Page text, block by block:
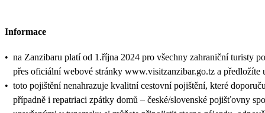
Informace
• na Zanzibaru platí od 1.října 2024 pro všechny zahraniční turisty
přes oficiální webové stránky www.visitzanzibar.go.tz a předložíte
• toto pojištění nenahrazuje kvalitní cestovní pojištění, které
případně i repatriaci zpátky domů – české/slovenské pojišťovny